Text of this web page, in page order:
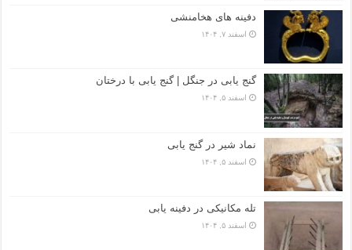
دفینه های هخامنشی
اسفند ۷, ۱۴۰۴
گنج یابی در جنگل | گنج یابی با درختان
اسفند ۵, ۱۴۰۴
نماد شیر در گنج یابی
اسفند ۵, ۱۴۰۴
تله مکانیکی در دفینه یابی
اسفند ۵, ۱۴۰۴